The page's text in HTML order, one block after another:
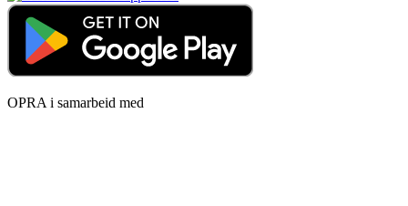
OPRA i samarbeid med